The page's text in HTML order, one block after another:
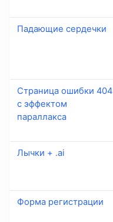
Падающие сердечки
Страница ошибки 404
с эффектом
параллакса
Лычки + .ai
Форма регистрации